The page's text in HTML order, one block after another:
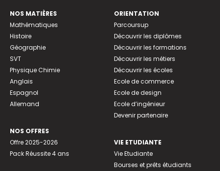
NOS MATIÈRES
Mathématiques
Histoire
Géographie
SVT
Physique Chimie
Anglais
Espagnol
Allemand
NOS OFFRES
Offre 2025-2026
Pack Réussite 4 ans
ORIENTATION
Parcoursup
Découvrir les diplômes
Découvrir les formations
Découvrir les métiers
Découvrir les écoles
Ecole de commerce
Ecole de design
Ecole d’ingénieur
Devenir partenaire
VIE ETUDIANTE
Vie Etudiante
Bourses et prêts étudiants